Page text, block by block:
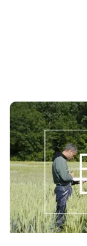
Bulletins de
derniers BSV
Ces bulletins,
des lieux
19 MAI 2026